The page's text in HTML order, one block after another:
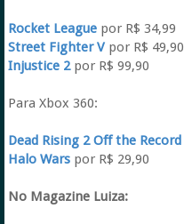
Rocket Leaguepor R$ 34,99
Street Fighter Vpor R$ 49,90
Injustice 2por R$ 99,90
Para Xbox 360:
Dead Rising 2 Off the Record
Halo Warspor R$ 29,90
No Magazine Luiza: